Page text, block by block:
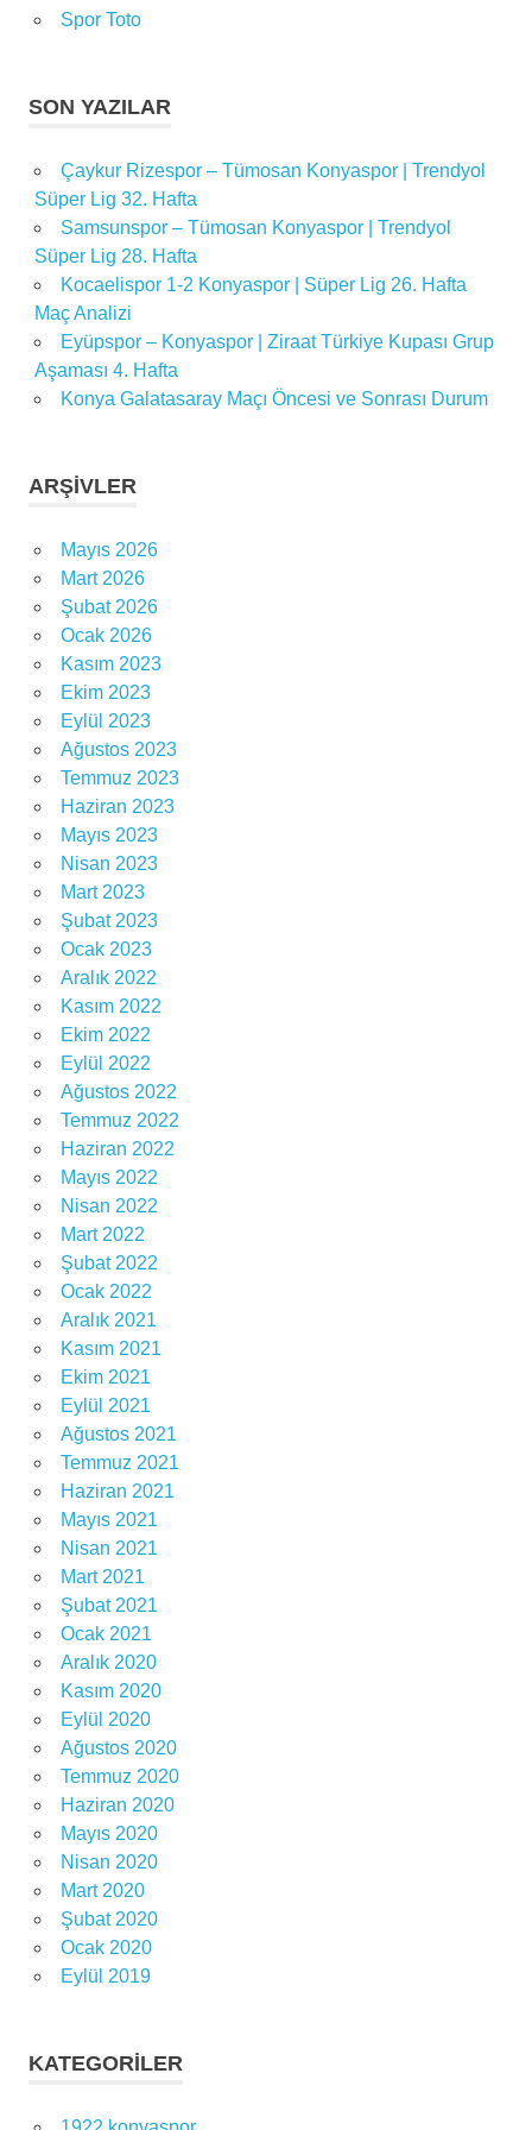
Spor Toto
SON YAZILAR
Çaykur Rizespor – Tümosan Konyaspor | Trendyol
Süper Lig 32. Hafta
Samsunspor – Tümosan Konyaspor | Trendyol
Süper Lig 28. Hafta
Kocaelispor 1-2 Konyaspor | Süper Lig 26. Hafta
Maç Analizi
Eyüpspor – Konyaspor | Ziraat Türkiye Kupası Grup
Aşaması 4. Hafta
Konya Galatasaray Maçı Öncesi ve Sonrası Durum
ARŞIVLER
Mayıs 2026
Mart 2026
Şubat 2026
Ocak 2026
Kasım 2023
Ekim 2023
Eylül 2023
Ağustos 2023
Temmuz 2023
Haziran 2023
Mayıs 2023
Nisan 2023
Mart 2023
Şubat 2023
Ocak 2023
Aralık 2022
Kasım 2022
Ekim 2022
Eylül 2022
Ağustos 2022
Temmuz 2022
Haziran 2022
Mayıs 2022
Nisan 2022
Mart 2022
Şubat 2022
Ocak 2022
Aralık 2021
Kasım 2021
Ekim 2021
Eylül 2021
Ağustos 2021
Temmuz 2021
Haziran 2021
Mayıs 2021
Nisan 2021
Mart 2021
Şubat 2021
Ocak 2021
Aralık 2020
Kasım 2020
Eylül 2020
Ağustos 2020
Temmuz 2020
Haziran 2020
Mayıs 2020
Nisan 2020
Mart 2020
Şubat 2020
Ocak 2020
Eylül 2019
KATEGORILER